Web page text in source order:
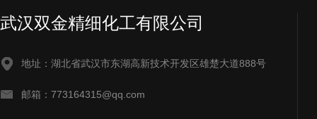
武汉双金精细化工有限公司
地址：湖北省武汉市东湖高新技术开发区雄楚大道888号
邮箱：773164315@qq.com